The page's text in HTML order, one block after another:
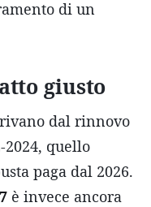
di un
giusto
dal rinnovo
quello
paga dal 2026.
è invece ancora